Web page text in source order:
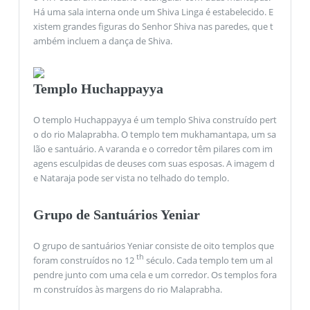
Há uma sala interna onde um Shiva Linga é estabelecido. E
xistem grandes figuras do Senhor Shiva nas paredes, que t
ambém incluem a dança de Shiva.
Templo Huchappayya
O templo Huchappayya é um templo Shiva construído pert
o do rio Malaprabha. O templo tem mukhamantapa, um sa
lão e santuário. A varanda e o corredor têm pilares com im
agens esculpidas de deuses com suas esposas. A imagem d
e Nataraja pode ser vista no telhado do templo.
Grupo de Santuários Yeniar
O grupo de santuários Yeniar consiste de oito templos que
foram construídos no 12 th século. Cada templo tem um al
pendre junto com uma cela e um corredor. Os templos fora
m construídos às margens do rio Malaprabha.